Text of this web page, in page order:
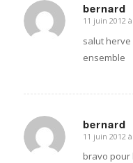
bernard
dit
:
11 juin 2012
salut herve
ensemble
bernard
dit
:
11 juin 2012 à
bravo pour